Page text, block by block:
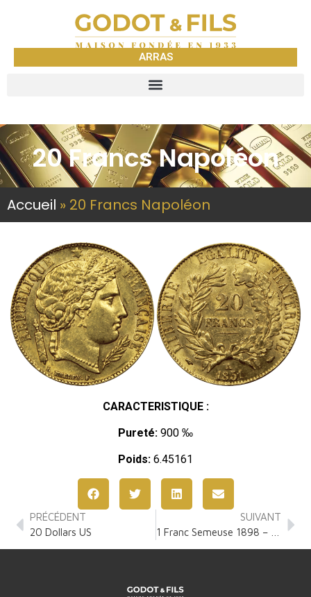
ARRAS
20 Francs Napoléon
Accueil » 20 Francs Napoléon
CARACTERISTIQUE :
Pureté: 900 ‰
Poids: 6.45161
PRÉCÉDENT
20 Dollars US
SUIVANT